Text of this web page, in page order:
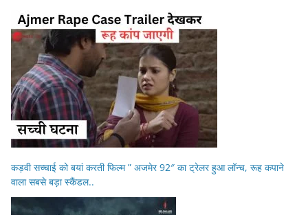
कड़वी सच्चाई को बयां करती फिल्म ” अजमेर 92″ का ट्रेलर हुआ लॉन्च, रूह कपाने
वाला सबसे बड़ा स्कैंडल..